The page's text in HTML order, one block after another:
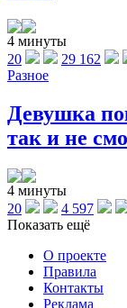
4 минуты
20
29 162
Разное
Девушка
так и не
4 минуты
20
4 597
Показать ещё
О проекте
Правила
Контакты
Реклама